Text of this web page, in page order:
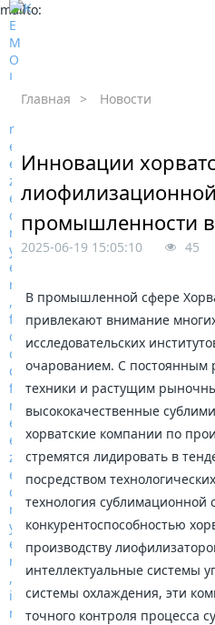
mailto:
Главная > Новости
Инновации
лиофилизационной
промышленности
2025-06-19 15:05:10 45
В промышленной сфере
привлекают внимание
исследовательских
очарованием. С постоянным
техники и растущим
высококачественные
хорватские компании по
стремятся лидировать в
посредством
технология сублимационной
конкурентоспособностью
производству
интеллектуальные системы
системы охлаждения, эти
точного контроля процесса